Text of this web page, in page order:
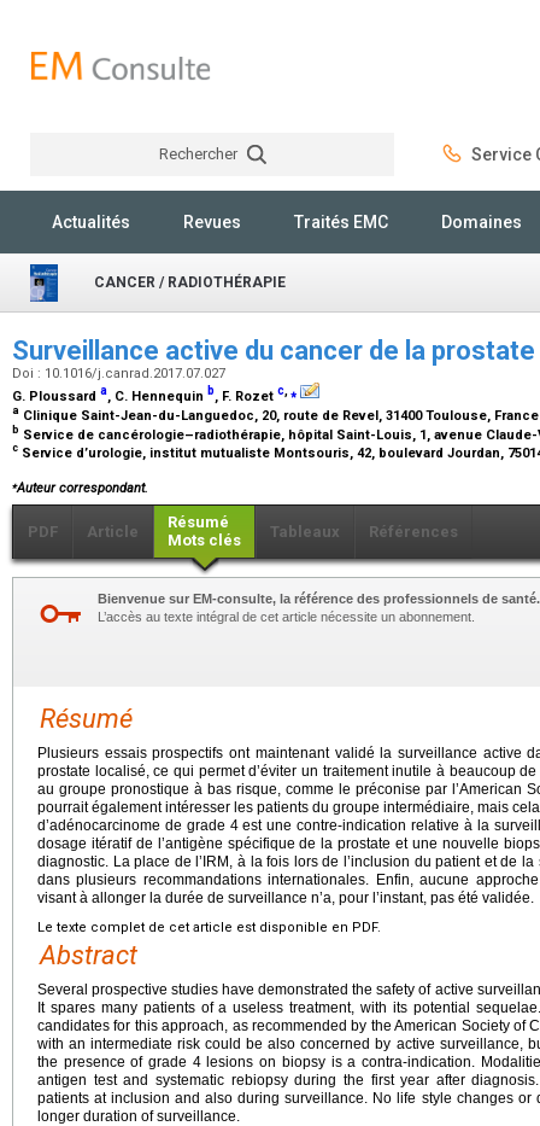
Rechercher Service
Actualités Revues Traités EMC Domaines
CANCER / RADIOTHÉRAPIE
Surveillance active du cancer de la prostate
Doi : 10.1016/j.canrad.2017.07.027
G. Ploussard a, C. Hennequin b, F. Rozet c,⁎
a Clinique Saint-Jean-du-Languedoc, 20, route de Revel, 31400 Toulouse,
b Service de cancérologie–radiothérapie, hôpital Saint-Louis, 1, avenue
c Service d’urologie, institut mutualiste Montsouris, 42, boulevard Jourdan,
⁎Auteur correspondant.
PDF Article
Résumé
Mots clés
Tableaux Références
Bienvenue sur EM-consulte, la référence des professionnels de santé.
L’accès au texte intégral de cet article nécessite un abonnement.
Résumé
Plusieurs essais prospectifs ont maintenant validé la surveillance active
prostate localisé, ce qui permet d’éviter un traitement inutile à beaucoup
au groupe pronostique à bas risque, comme le préconise par l’American
pourrait également intéresser les patients du groupe intermédiaire, mais
d’adénocarcinome de grade 4 est une contre-indication relative à la
dosage itératif de l’antigène spécifique de la prostate et une nouvelle
diagnostic. La place de l’IRM, à la fois lors de l’inclusion du patient et de
dans plusieurs recommandations internationales. Enfin, aucune
visant à allonger la durée de surveillance n’a, pour l’instant, pas été validée.
Le texte complet de cet article est disponible en PDF.
Abstract
Several prospective studies have demonstrated the safety of active
It spares many patients of a useless treatment, with its potential
candidates for this approach, as recommended by the American Society of
with an intermediate risk could be also concerned by active surveillance,
the presence of grade 4 lesions on biopsy is a contra-indication.
antigen test and systematic rebiopsy during the first year after
patients at inclusion and also during surveillance. No life style changes or
longer duration of surveillance.